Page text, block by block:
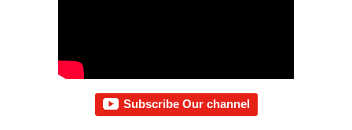
Subscribe Our channel